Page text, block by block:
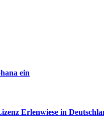
ein
Erlenwiese in